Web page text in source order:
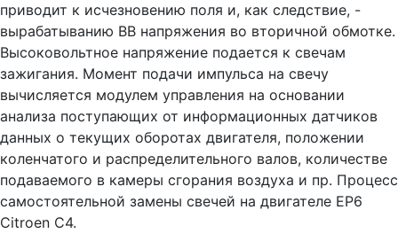
приводит к исчезновению поля и, как следствие, -
вырабатыванию ВВ напряжения во вторичной обмотке.
Высоковольтное напряжение подается к свечам
зажигания. Момент подачи импульса на свечу
вычисляется модулем управления на основании
анализа поступающих от информационных датчиков
данных о текущих оборотах двигателя, положении
коленчатого и распределительного валов, количестве
подаваемого в камеры сгорания воздуха и пр. Процесс
самостоятельной замены свечей на двигателе ЕР6
Citroen C4.